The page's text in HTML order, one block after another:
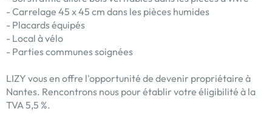
- Carrelage 45 x 45 cm dans les pièces humides
- Placards équipés
- Local à vélo
- Parties communes soignées
LIZY vous en offre l'opportunité de devenir propriétaire à
Nantes. Rencontrons nous pour établir votre éligibilité à la
TVA 5,5 %.